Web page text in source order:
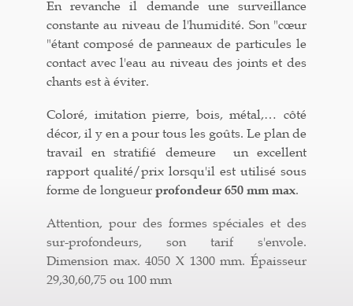
En revanche il demande une surveillance
constante au niveau de l'humidité. Son "cœur
"étant composé de panneaux de particules le
contact avec l'eau au niveau des joints et des
chants est à éviter.
Coloré, imitation pierre, bois, métal,… côté
décor, il y en a pour tous les goûts. Le plan de
travail en stratifié demeure un excellent
rapport qualité/prix lorsqu'il est utilisé sous
forme de longueur profondeur 650 mm max.
Attention, pour des formes spéciales et des
sur-profondeurs, son tarif s'envole.
Dimension max. 4050 X 1300 mm. Épaisseur
29,30,60,75 ou 100 mm